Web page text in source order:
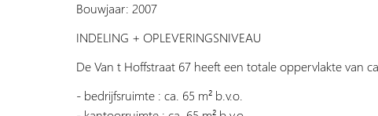
Bouwjaar: 2007
INDELING + OPLEVERINGSNIVEAU
De Van t Hoffstraat 67 heeft een totale oppervlakte van
- bedrijfsruimte : ca. 65 m² b.v.o.